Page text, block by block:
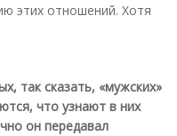
этих отношений. Хотя
так сказать, «мужских»
что узнают в них
он передавал